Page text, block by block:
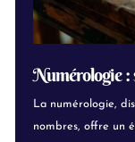
Numérologie :
La numérologie,
nombres, offre un